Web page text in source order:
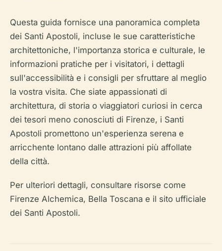
Questa guida fornisce una panoramica completa
dei Santi Apostoli, incluse le sue caratteristiche
architettoniche, l'importanza storica e culturale, le
informazioni pratiche per i visitatori, i dettagli
sull'accessibilità e i consigli per sfruttare al meglio
la vostra visita. Che siate appassionati di
architettura, di storia o viaggiatori curiosi in cerca
dei tesori meno conosciuti di Firenze, i Santi
Apostoli promettono un'esperienza serena e
arricchente lontano dalle attrazioni più affollate
della città.
Per ulteriori dettagli, consultare risorse come
Firenze Alchemica, Bella Toscana e il sito ufficiale
dei Santi Apostoli.